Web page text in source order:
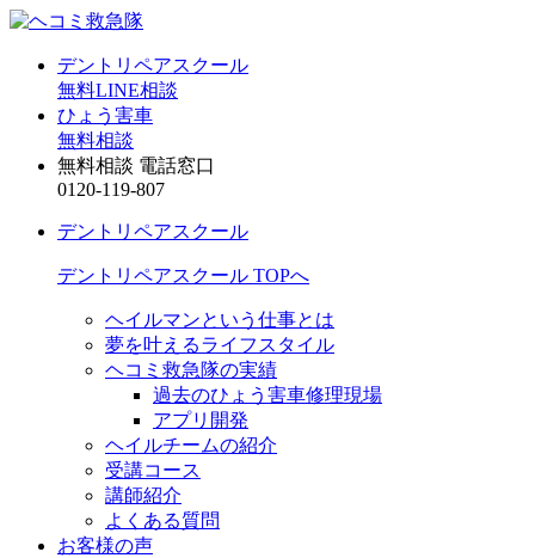
デントリペアスクール
無料LINE相談
ひょう害車
無料相談
無料相談 電話窓口
0120-119-807
デントリペアスクール
デントリペアスクール TOPへ
ヘイルマンという仕事とは
夢を叶えるライフスタイル
ヘコミ救急隊の実績
過去のひょう害車修理現場
アプリ開発
ヘイルチームの紹介
受講コース
講師紹介
よくある質問
お客様の声